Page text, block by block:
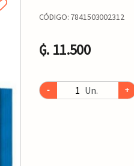
CÓDIGO: 7841503002312
₲. 11.500
- Un. +